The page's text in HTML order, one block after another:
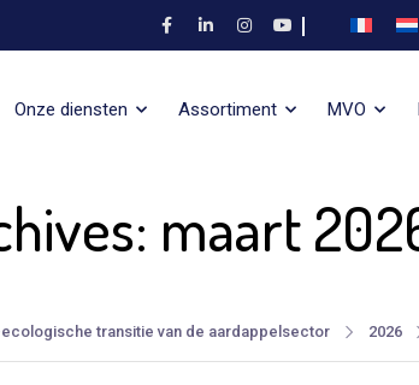
Onze diensten Assortiment MVO
maart
ecologische transitie van de aardappelsector 2026